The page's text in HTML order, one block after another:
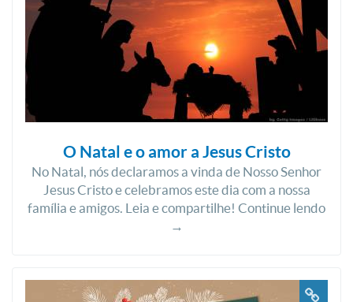
O Natal e o amor a Jesus Cristo
No Natal, nós declaramos a vinda de Nosso Senhor
Jesus Cristo e celebramos este dia com a nossa
família e amigos. Leia e compartilhe! Continue lendo
→